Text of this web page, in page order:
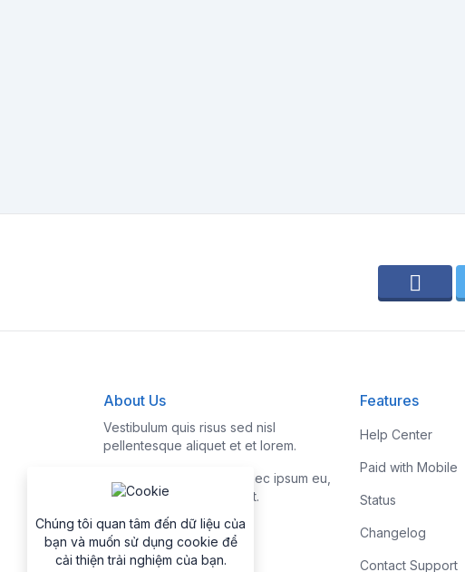
About Us
Vestibulum quis risus sed nisl
pellentesque aliquet et et lorem.
Fusce nibh nisl, gravida nec ipsum eu,
feugiat condimentum velit.
Features
Help Center
Paid with Mobile
Status
Changelog
Contact Support
Chúng tôi quan tâm đến dữ liệu của
bạn và muốn sử dụng cookie để
cải thiện trải nghiệm của bạn.